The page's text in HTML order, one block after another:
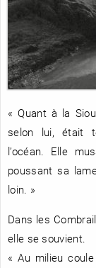
NOUVEAUTÉS
RENCONTRE
REVUE DE
« Quant à la
selon lui, était
l’océan. Elle
poussant sa
loin. »
Dans les
elle se souvient.
« Au milieu